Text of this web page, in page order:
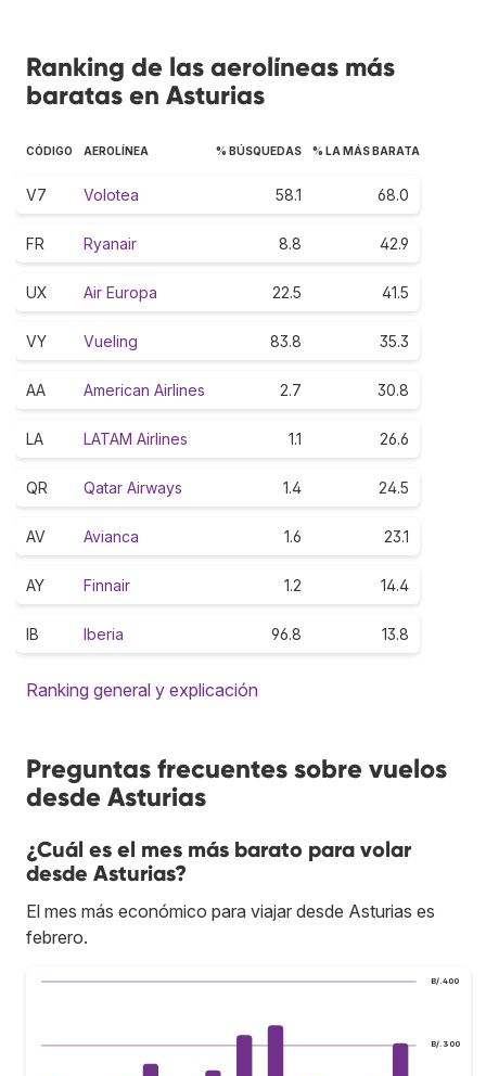
Ranking de las aerolíneas más
baratas en Asturias
CÓDIGO AEROLÍNEA % BÚSQUEDAS % LA MÁS BARATA
V7 Volotea 58.1 68.0
FR Ryanair 8.8 42.9
UX Air Europa 22.5 41.5
VY Vueling 83.8 35.3
AA American Airlines 2.7 30.8
LA LATAM Airlines 1.1 26.6
QR Qatar Airways 1.4 24.5
AV Avianca 1.6 23.1
AY Finnair 1.2 14.4
IB Iberia 96.8 13.8
Ranking general y explicación
Preguntas frecuentes sobre vuelos
desde Asturias
¿Cuál es el mes más barato para volar
desde Asturias?
El mes más económico para viajar desde Asturias es
febrero.
B/.300
B/.400